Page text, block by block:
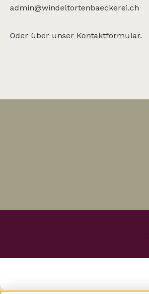
admin@windeltortenbaeckerei.ch
Oder über unser Kontaktformular.